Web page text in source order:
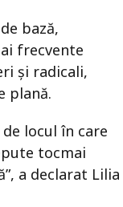
bază,
frecvente
și radicali,
plană.
locul în care
tocmai
a declarat Lilia